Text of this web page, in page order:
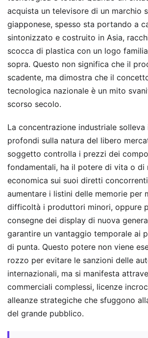
acquista un televisore di un marchio
giapponese, spesso sta portando a
sintonizzato e costruito in Asia,
scocca di plastica con un logo
sopra. Questo non significa che il
scadente, ma dimostra che il
tecnologica nazionale è un mito
scorso secolo.
La concentrazione industriale
profondi sulla natura del libero
soggetto controlla i prezzi dei
fondamentali, ha il potere di vita o di
economica sui suoi diretti
aumentare i listini delle memorie per
difficoltà i produttori minori, oppure
consegne dei display di nuova
garantire un vantaggio temporale ai
di punta. Questo potere non viene
rozzo per evitare le sanzioni delle
internazionali, ma si manifesta
commerciali complessi, licenze
alleanze strategiche che sfuggono
del grande pubblico.